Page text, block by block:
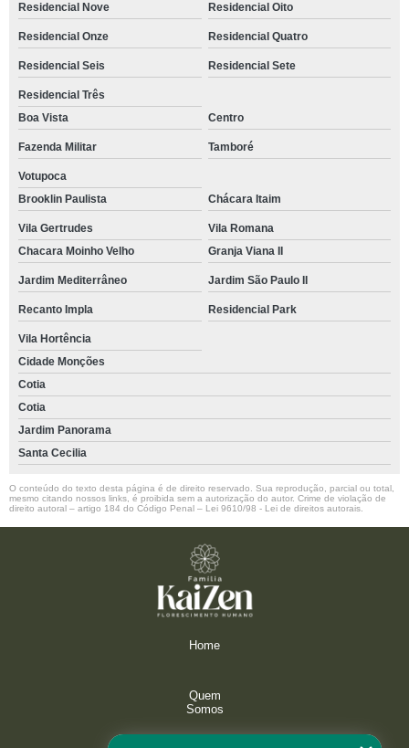
Residencial Nove Residencial Oito
Residencial Onze Residencial Quatro
Residencial Seis Residencial Sete
Residencial Três
Boa Vista
Centro
Fazenda Militar Tamboré
Votupoca
Brooklin Paulista
Chácara Itaim
Vila Gertrudes
Vila Romana
Chacara Moinho Velho
Granja Viana II
Jardim Mediterrâneo Jardim São Paulo II
Recanto Impla Residencial Park
Vila Hortência
Cidade Monções
Cotia
Cotia
Jardim Panorama
Santa Cecilia
O conteúdo do texto desta página é de direito reservado. Sua reprodução, parcial ou total,
mesmo citando nossos links, é proibida sem a autorização do autor. Crime de violação de
direito autoral – artigo 184 do Código Penal – Lei 9610/98 - Lei de direitos autorais
Home
Quem
Somos